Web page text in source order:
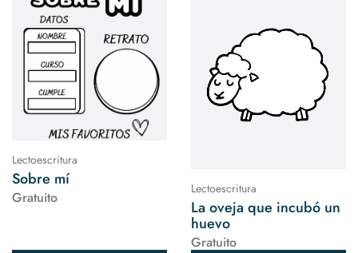
Lectoescritura
Sobre mí
Gratuito Lectoescritura
La oveja que incubó un
huevo
Gratuito